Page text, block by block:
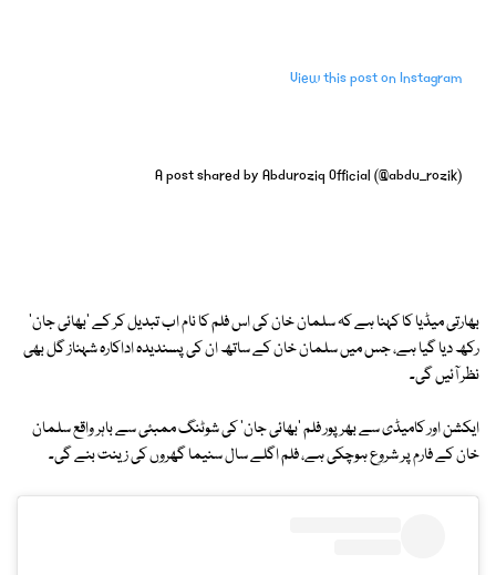
View this post on Instagram
A post shared by Abduroziq Official (@abdu_rozik)
بھارتی میڈیا کا کہنا ہے کہ سلمان خان کی اس فلم کا نام اب تبدیل کر کے 'بھائی جان'
رکھ دیا گیا ہے، جس میں سلمان خان کے ساتھ ان کی پسندیدہ اداکارہ شہناز گل بھی
نظر آئیں گی۔
ایکشن اور کامیڈی سے بھرپور فلم 'بھائی جان' کی شوٹنگ ممبئی سے باہر واقع سلمان
خان کے فارم پر شروع ہوچکی ہے، فلم اگلے سال سنیما گھروں کی زینت بنے گی۔